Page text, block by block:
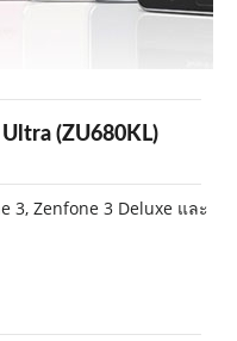
(ZU680KL)
3, Zenfone 3 Deluxe และ